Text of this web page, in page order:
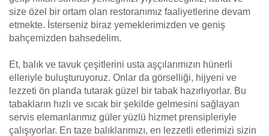
size özel bir ortam olan restoranımız faaliyetlerine devam
etmekte. İsterseniz biraz yemeklerimizden ve geniş
bahçemizden bahsedelim.
Et, balık ve tavuk çeşitlerini usta aşçılarımızın hünerli
elleriyle buluşturuyoruz. Onlar da görselliği, hijyeni ve
lezzeti ön planda tutarak güzel bir tabak hazırlıyorlar. Bu
tabakların hızlı ve sıcak bir şekilde gelmesini sağlayan
servis elemanlarımız güler yüzlü hizmet prensipleriyle
çalışıyorlar. En taze balıklarımızı, en lezzetli etlerimizi sizin